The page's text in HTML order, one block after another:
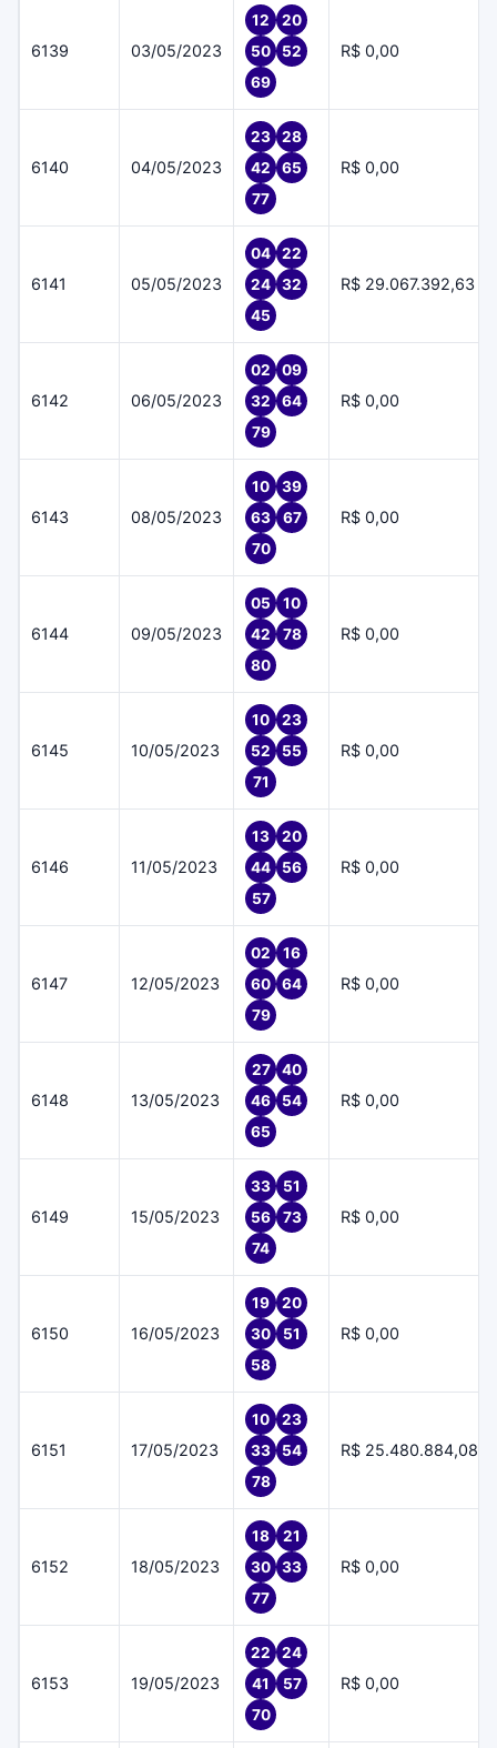
6139 03/05/2023
12
20
50
52
69
R$ 0,00
6140 04/05/2023
23
28
42
65
77
R$ 0,00
6141 05/05/2023
04
22
24
32
45
R$ 29.067.392,63
6142 06/05/2023
02
09
32
64
79
R$ 0,00
6143 08/05/2023
10
39
63
67
70
R$ 0,00
6144 09/05/2023
05
10
42
78
80
R$ 0,00
6145 10/05/2023
10
23
52
55
71
R$ 0,00
6146 11/05/2023
13
20
44
56
57
R$ 0,00
6147 12/05/2023
02
16
60
64
79
R$ 0,00
6148 13/05/2023
27
40
46
54
65
R$ 0,00
6149 15/05/2023
33
51
56
73
74
R$ 0,00
6150 16/05/2023
19
20
30
51
58
R$ 0,00
6151 17/05/2023
10
23
33
54
78
R$ 25.480.884,08
6152 18/05/2023
18
21
30
33
77
R$ 0,00
6153 19/05/2023
22
24
41
57
70
R$ 0,00